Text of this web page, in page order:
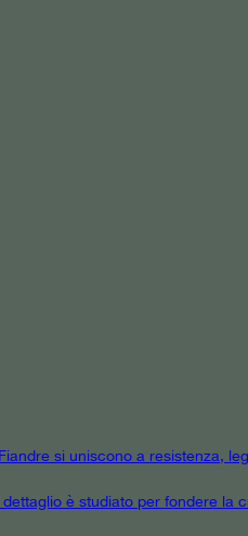
si uniscono a resistenza,
è studiato per fondere la